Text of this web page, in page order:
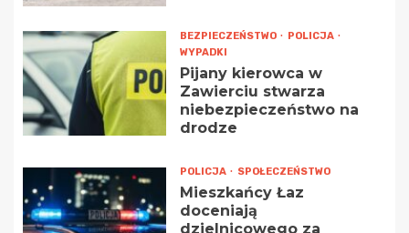
BEZPIECZEŃSTWO
POLICJA
WYPADKI
Pijany kierowca w
Zawierciu stwarza
niebezpieczeństwo na
drodze
POLICJA SPOŁECZEŃSTWO
Mieszkańcy Łaz
doceniają
dzielnicowego za